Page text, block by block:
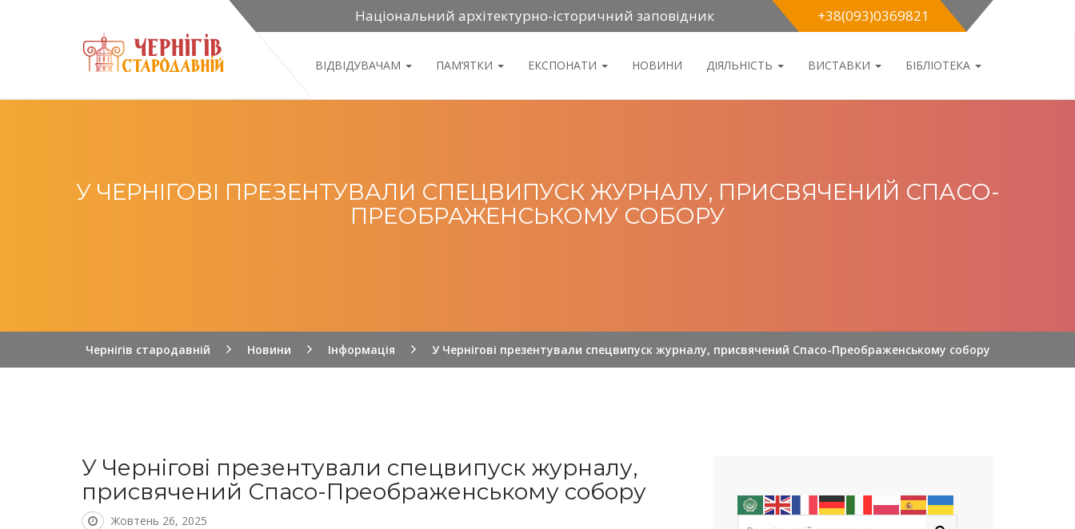
Національний архітектурно-історичний заповідник +38(093)0369821
ВІДВІДУВАЧАМ ПАМ’ЯТКИ ЕКСПОНАТИ НОВИНИ ДІЯЛЬНІСТЬ ВИСТАВКИ БІБЛІОТЕКА
У ЧЕРНІГОВІ ПРЕЗЕНТУВАЛИ СПЕЦВИПУСК ЖУРНАЛУ, ПРИСВЯЧЕНИЙ СПАСО-
ПРЕОБРАЖЕНСЬКОМУ СОБОРУ
Чернігів стародавній Новини Інформація У Чернігові презентували спецвипуск журналу, присвячений Спасо-Преображенському собору
У Чернігові презентували спецвипуск журналу,
присвячений Спасо-Преображенському собору
Жовтень 26, 2025